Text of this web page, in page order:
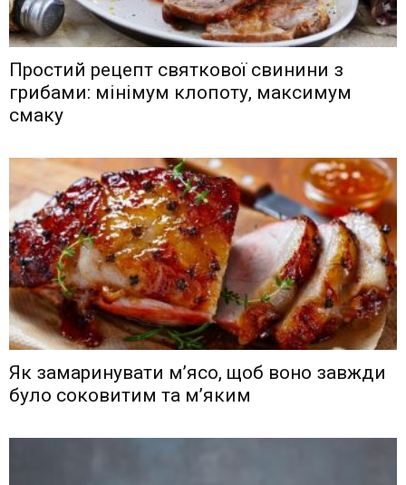
Простий рецепт святкової свинини з
грибами: мінімум клопоту, максимум
смаку
Як замаринувати м’ясо, щоб воно завжди
було соковитим та м’яким